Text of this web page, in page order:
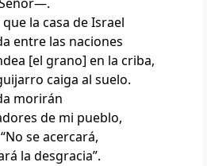
la casa de Israel
entre las naciones
[el grano] en la criba,
caiga al suelo.
morirán
de mi pueblo,
se acercará,
la desgracia”.